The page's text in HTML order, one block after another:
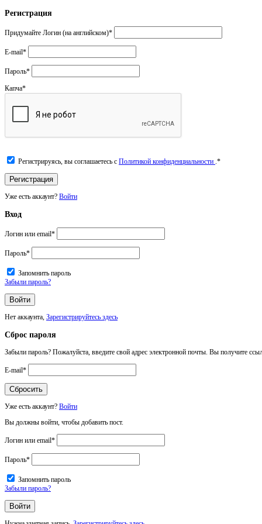
Регистрация
Придумайте Логин (на английском)*
E-mail*
Пароль*
Капча*
Регистрируясь, вы соглашаетесь с Политикой конфиденциальности .*
Уже есть аккаунт? Войти
Вход
Логин или email*
Пароль*
Запомнить пароль
Забыли пароль?
Нет аккаунта, Зарегистрируйтесь здесь
Сброс пароля
Забыли пароль? Пожалуйста, введите свой адрес электронной почты. Вы получите
E-mail*
Уже есть аккаунт? Войти
Вы должны войти, чтобы добавить пост.
Логин или email*
Пароль*
Запомнить пароль
Забыли пароль?